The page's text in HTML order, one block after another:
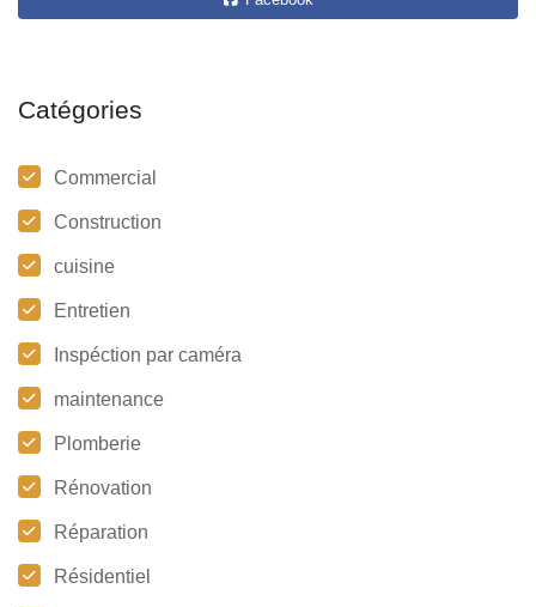
Catégories
Commercial
Construction
cuisine
Entretien
Inspéction par caméra
maintenance
Plomberie
Rénovation
Réparation
Résidentiel